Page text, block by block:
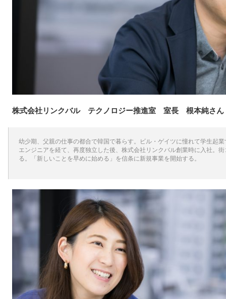
株式会社リンクバル テクノロジー推進室 室長 根本純さん
幼少期、父親の仕事の都合で韓国で暮らす。ビル・ゲイツに憧れて学生起
エンジニアを経て、再度独立した後、株式会社リンクバル創業時に入社。
る。「新しいことを早めに始める」を信条に新規事業を開始する。